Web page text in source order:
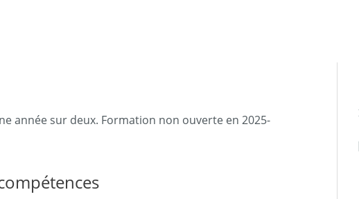
année sur deux. Formation non ouverte en 2025-